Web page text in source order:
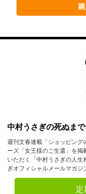
中村うさぎの死ぬま
週刊文春連載「ショッピング
ーズ「女王様のご生還」を掲
いただく「中村うさぎの人生
ぎオフィシャルメールマガジ
定
7月
4月
7月
10月